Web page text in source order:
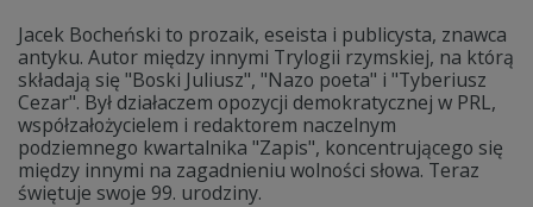
Jacek Bocheński to prozaik, eseista i publicysta, znawca
antyku. Autor między innymi Trylogii rzymskiej, na którą
składają się "Boski Juliusz", "Nazo poeta" i "Tyberiusz
Cezar". Był działaczem opozycji demokratycznej w PRL,
współzałożycielem i redaktorem naczelnym
podziemnego kwartalnika "Zapis", koncentrującego się
między innymi na zagadnieniu wolności słowa. Teraz
świętuje swoje 99. urodziny.